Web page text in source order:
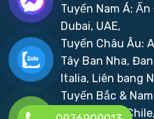
Tuyến Nam Á:
Dubai, UAE,
Tuyến Châu Âu:
Tây Ban Nha,
Italia, Liên bang
Tuyến Bắc &
Brazil, Peru,